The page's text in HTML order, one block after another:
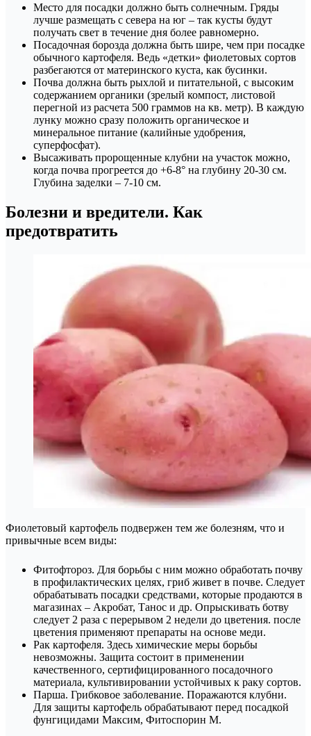
Место для посадки должно быть солнечным. Гряды
лучше размещать с севера на юг – так кусты будут
получать свет в течение дня более равномерно.
Посадочная борозда должна быть шире, чем при посадке
обычного картофеля. Ведь «детки» фиолетовых сортов
разбегаются от материнского куста, как бусинки.
Почва должна быть рыхлой и питательной, с высоким
содержанием органики (зрелый компост, листовой
перегной из расчета 500 граммов на кв. метр). В каждую
лунку можно сразу положить органическое и
минеральное питание (калийные удобрения,
суперфосфат).
Высаживать пророщенные клубни на участок можно,
когда почва прогреется до +6-8° на глубину 20-30 см.
Глубина заделки – 7-10 см.
Болезни и вредители. Как
предотвратить
Фиолетовый картофель подвержен тем же болезням, что и
привычные всем виды:
Фитофтороз. Для борьбы с ним можно обработать почву
в профилактических целях, гриб живет в почве. Следует
обрабатывать посадки средствами, которые продаются в
магазинах – Акробат, Танос и др. Опрыскивать ботву
следует 2 раза с перерывом 2 недели до цветения. после
цветения применяют препараты на основе меди.
Рак картофеля. Здесь химические меры борьбы
невозможны. Защита состоит в применении
качественного, сертифицированного посадочного
материала, культивировании устойчивых к раку сортов.
Парша. Грибковое заболевание. Поражаются клубни.
Для защиты картофель обрабатывают перед посадкой
фунгицидами Максим, Фитоспорин М.